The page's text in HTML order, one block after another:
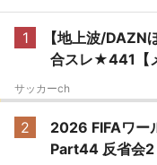
1
【地上波/
合スレ★441【
サッカーch
2
2026 FIFAワー
Part44 反省会2